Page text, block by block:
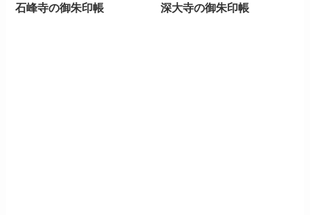
石峰寺の御朱印帳 深大寺の御朱印帳